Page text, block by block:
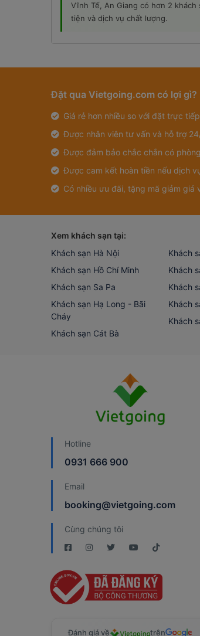
Vĩnh Tế, An Giang có hơn 2 khách
tiện và dịch vụ chất lượng.
Đặt qua Vietgoing.com có lợi gì?
Giá rẻ hơn nhiều so với đặt trực
Được nhân viên tư vấn và hỗ trợ
Được đảm bảo chắc chắn có
Được cam kết hoàn tiền nếu dịch
Có nhiều ưu đãi, tặng mã giảm giá
Xem khách sạn tại:
Khách sạn Hà Nội
Khách sạn Hồ Chí Minh
Khách sạn Sa Pa
Khách sạn Hạ Long - Bãi
Cháy
Khách sạn Cát Bà
Khách
Khách
Khách
Khách
Khách
Hotline
0931 666 900
Email
booking@vietgoing.com
Cùng chúng tôi
Đánh giá về trên